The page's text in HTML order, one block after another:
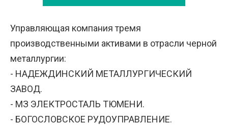
Управляющая компания тремя
производственными активами в отрасли черной
металлургии:
- НАДЕЖДИНСКИЙ МЕТАЛЛУРГИЧЕСКИЙ
ЗАВОД.
- МЗ ЭЛЕКТРОСТАЛЬ ТЮМЕНИ.
- БОГОСЛОВСКОЕ РУДОУПРАВЛЕНИЕ.